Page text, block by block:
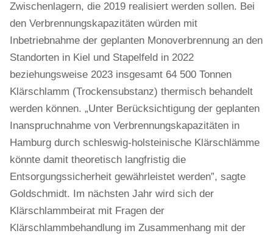
Zwischenlagern, die 2019 realisiert werden sollen. Bei
den Verbrennungskapazitäten würden mit
Inbetriebnahme der geplanten Monoverbrennung an den
Standorten in Kiel und Stapelfeld in 2022
beziehungsweise 2023 insgesamt 64 500 Tonnen
Klärschlamm (Trockensubstanz) thermisch behandelt
werden können. „Unter Berücksichtigung der geplanten
Inanspruchnahme von Verbrennungskapazitäten in
Hamburg durch schleswig-holsteinische Klärschlämme
könnte damit theoretisch langfristig die
Entsorgungssicherheit gewährleistet werden”, sagte
Goldschmidt. Im nächsten Jahr wird sich der
Klärschlammbeirat mit Fragen der
Klärschlammbehandlung im Zusammenhang mit der